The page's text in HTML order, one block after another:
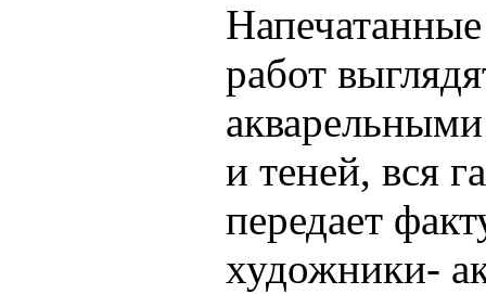
работ
и теней, вся
передает
художники-